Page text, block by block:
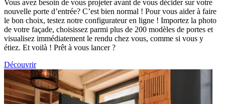
Vous avez besoin de vous projeter avant de vous décider sur votre
nouvelle porte d’entrée? C’est bien normal ! Pour vous aider à faire
le bon choix, testez notre configurateur en ligne ! Importez la photo
de votre façade, choisissez parmi plus de 200 modèles de portes et
visualisez immédiatement le rendu chez vous, comme si vous y
étiez. Et voilà ! Prêt à vous lancer ?
Découvrir